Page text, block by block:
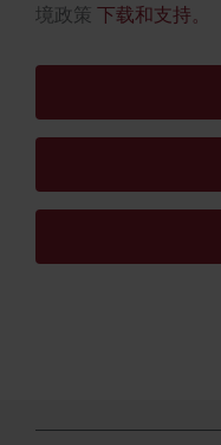
境政策 下载和支持。